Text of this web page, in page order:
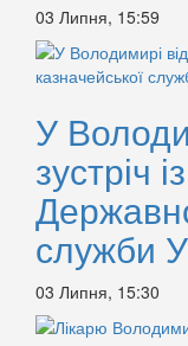
03 Липня, 15:59
У
зустріч
служби
03 Липня, 15:30